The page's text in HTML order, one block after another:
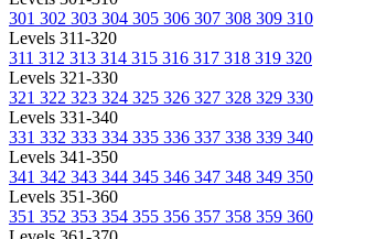
301 302 303 304 305 306 307 308 309 310
Levels 311-320
311 312 313 314 315 316 317 318 319 320
Levels 321-330
321 322 323 324 325 326 327 328 329 330
Levels 331-340
331 332 333 334 335 336 337 338 339 340
Levels 341-350
341 342 343 344 345 346 347 348 349 350
Levels 351-360
351 352 353 354 355 356 357 358 359 360